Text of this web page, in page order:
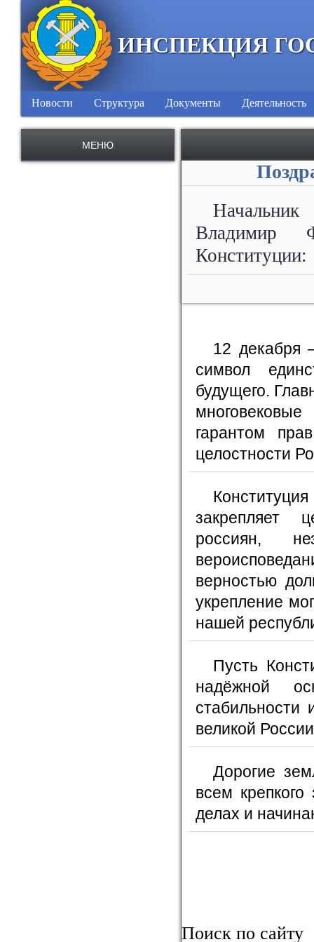
ИНСПЕКЦИЯ
Новости Структура Документы Деятельность
МЕНЮ
Владимир
Конституции:
12 декабря
символ
будущего.
гарантом
целостности
закрепляет
россиян,
верностью
укрепление
нашей
Пусть
надёжной
стабильности
великой
Дорогие
всем
делах и
Поиск по сайту